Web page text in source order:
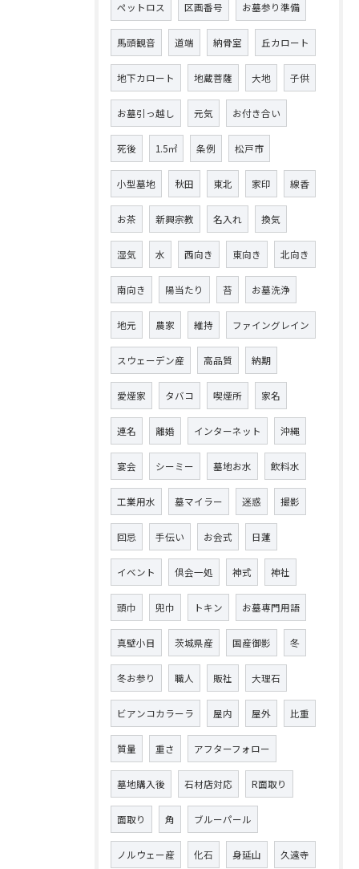
ペットロス 区画番号 お墓参り準備
馬頭観音 道端 納骨室 丘カロート
地下カロート 地蔵菩薩 大地 子供
お墓引っ越し 元気 お付き合い
死後 1.5㎡ 条例 松戸市
小型墓地 秋田 東北 家印 線香
お茶 新興宗教 名入れ 換気
湿気 水 西向き 東向き 北向き
南向き 陽当たり 苔 お墓洗浄
地元 農家 維持 ファイングレイン
スウェーデン産 高品質 納期
愛煙家 タバコ 喫煙所 家名
連名 離婚 インターネット 沖縄
宴会 シーミー 墓地お水 飲料水
工業用水 墓マイラー 迷惑 撮影
回忌 手伝い お会式 日蓮
イベント 倶会一処 神式 神社
頭巾 兜巾 トキン お墓専門用語
真壁小目 茨城県産 国産御影 冬
冬お参り 職人 販社 大理石
ビアンコカラーラ 屋内 屋外 比重
質量 重さ アフターフォロー
墓地購入後 石材店対応 R面取り
面取り 角 ブルーパール
ノルウェー産 化石 身延山 久遠寺